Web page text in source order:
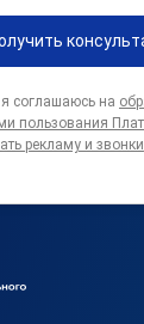
соглашаюсь на
пользования
рекламу и звонки